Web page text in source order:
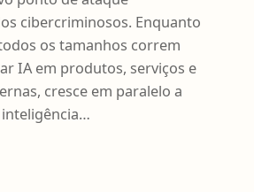
cibercriminosos. Enquanto
os tamanhos correm
IA em produtos, serviços e
cresce em paralelo a